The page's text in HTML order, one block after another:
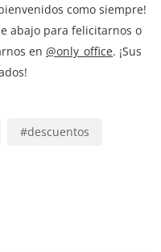
como siempre!
abajo para felicitarnos o
en @only_office. ¡Sus
#descuentos